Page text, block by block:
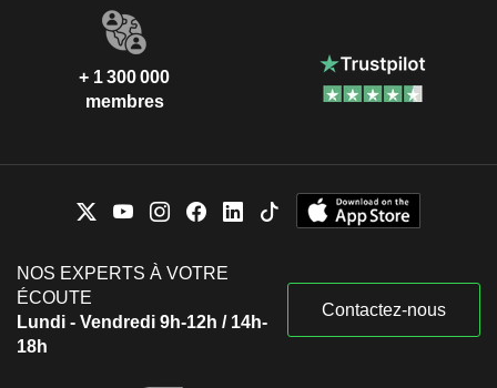
+ 1 300 000
membres
NOS EXPERTS À VOTRE
ÉCOUTE
Lundi - Vendredi 9h-12h / 14h-
18h
Contactez-nous